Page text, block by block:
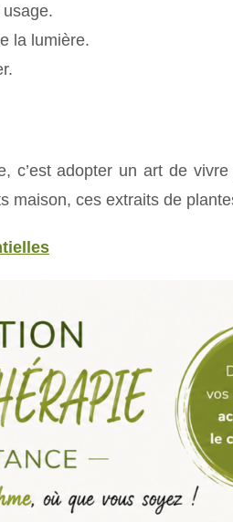
la lumière.
c’est adopter un art de
ces extraits de